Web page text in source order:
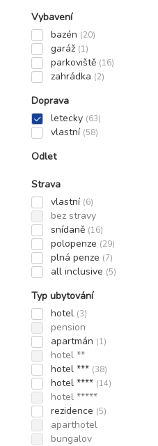
Vybavení
bazén (20)
garáž (1)
parkoviště (16)
zahrádka (2)
Doprava
letecky (63)
vlastní (58)
Odlet
Strava
vlastní (6)
bez stravy
snídaně (16)
polopenze (29)
plná penze (7)
all inclusive (5)
Typ ubytování
hotel (3)
pension
apartmán (1)
hotel **
hotel *** (38)
hotel **** (14)
hotel *****
rezidence (5)
aparthotel
bungalov